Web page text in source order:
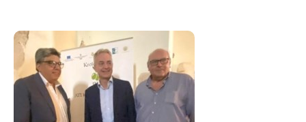
Ilvibonese.it
Catanzarochannel.it